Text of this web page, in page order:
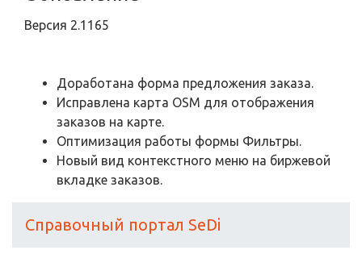
Версия 2.1165
Доработана форма предложения заказа.
Исправлена карта OSM для отображения
заказов на карте.
Оптимизация работы формы Фильтры.
Новый вид контекстного меню на биржевой
вкладке заказов.
Справочный портал SeDi